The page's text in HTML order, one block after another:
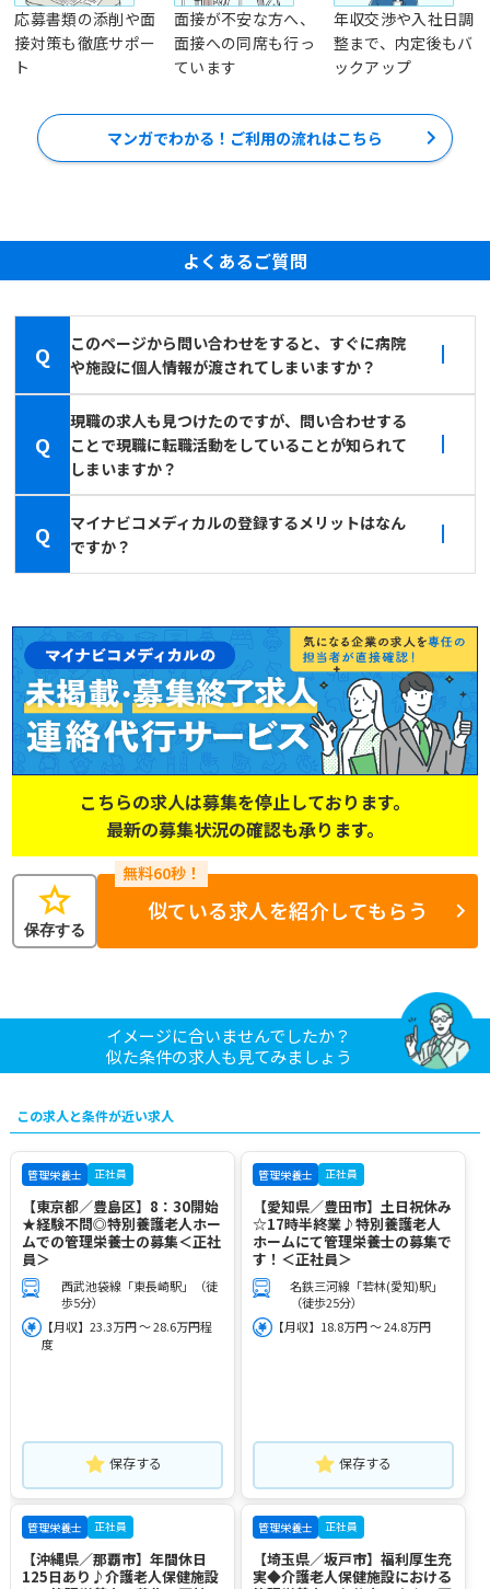
応募書類の添削や面
接対策も徹底サポー
ト
面接が不安な方へ、
面接への同席も行っ
ています
年収交渉や入社日調
整まで、内定後もバ
ックアップ
マンガでわかる！ご利用の流れはこちら
よくあるご質問
Q
このページから問い合わせをすると、すぐに病院
や施設に個人情報が渡されてしまいますか？
Q
現職の求人も見つけたのですが、問い合わせする
ことで現職に転職活動をしていることが知られて
しまいますか？
Q
マイナビコメディカルの登録するメリットはなん
ですか？
こちらの求人は募集を停止しております。
最新の募集状況の確認も承ります。
star
保存する
似ている求人を紹介してもらう
イメージに合いませんでしたか？
似た条件の求人も見てみましょう
この求人と条件が近い求人
管理栄養士 正社員
【東京都／豊島区】8：30開始
★経験不問◎特別養護老人ホー
ムでの管理栄養士の募集＜正社
員＞
西武池袋線「東長崎駅」（徒
歩5分）
【月収】23.3万円 ～ 28.6万円程
度
保存する
管理栄養士 正社員
【愛知県／豊田市】土日祝休み
☆17時半終業♪特別養護老人
ホームにて管理栄養士の募集で
す！＜正社員＞
名鉄三河線「若林(愛知)駅」
（徒歩25分）
【月収】18.8万円 ～ 24.8万円
保存する
管理栄養士 正社員
【沖縄県／那覇市】年間休日
125日あり♪介護老人保健施設
管理栄養士 正社員
【埼玉県／坂戸市】福利厚生充
実◆介護老人保健施設における